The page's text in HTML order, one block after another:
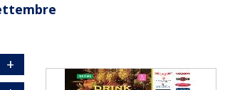
+